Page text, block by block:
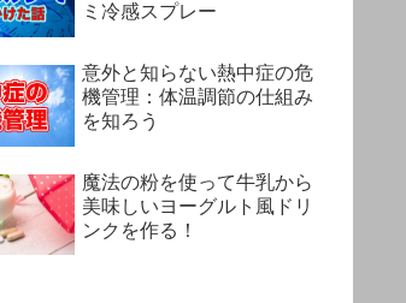
ミ冷感スプレー
意外と知らない熱中症の危
機管理：体温調節の仕組み
を知ろう
魔法の粉を使って牛乳から
美味しいヨーグルト風ドリ
ンクを作る！